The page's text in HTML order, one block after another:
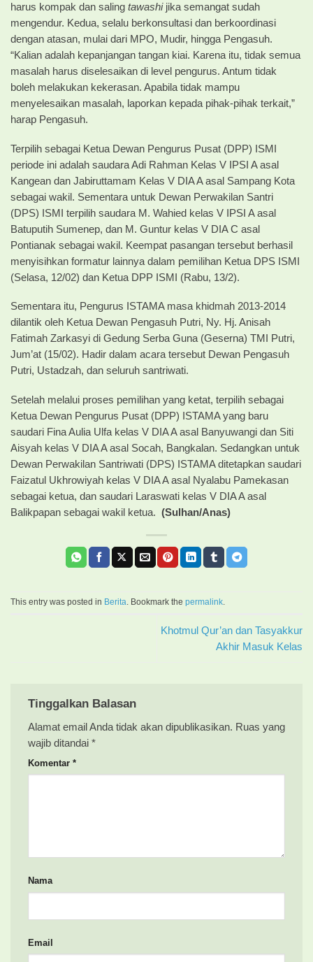
harus kompak dan saling tawashijika semangat sudah
mengendur. Kedua, selalu berkonsultasi dan berkoordinasi
dengan atasan, mulai dari MPO, Mudir, hingga Pengasuh.
“Kalian adalah kepanjangan tangan kiai. Karena itu, tidak semua
masalah harus diselesaikan di level pengurus. Antum tidak
boleh melakukan kekerasan. Apabila tidak mampu
menyelesaikan masalah, laporkan kepada pihak-pihak terkait,”
harap Pengasuh.
Terpilih sebagai Ketua Dewan Pengurus Pusat (DPP) ISMI
periode ini adalah saudara Adi Rahman Kelas V IPSI A asal
Kangean dan Jabiruttamam Kelas V DIA A asal Sampang Kota
sebagai wakil. Sementara untuk Dewan Perwakilan Santri
(DPS) ISMI terpilih saudara M. Wahied kelas V IPSI A asal
Batuputih Sumenep, dan M. Guntur kelas V DIA C asal
Pontianak sebagai wakil. Keempat pasangan tersebut berhasil
menyisihkan formatur lainnya dalam pemilihan Ketua DPS ISMI
(Selasa, 12/02) dan Ketua DPP ISMI (Rabu, 13/2).
Sementara itu, Pengurus ISTAMA masa khidmah 2013-2014
dilantik oleh Ketua Dewan Pengasuh Putri, Ny. Hj. Anisah
Fatimah Zarkasyi di Gedung Serba Guna (Geserna) TMI Putri,
Jum’at (15/02). Hadir dalam acara tersebut Dewan Pengasuh
Putri, Ustadzah, dan seluruh santriwati.
Setelah melalui proses pemilihan yang ketat, terpilih sebagai
Ketua Dewan Pengurus Pusat (DPP) ISTAMA yang baru
saudari Fina Aulia Ulfa kelas V DIA A asal Banyuwangi dan Siti
Aisyah kelas V DIA A asal Socah, Bangkalan. Sedangkan untuk
Dewan Perwakilan Santriwati (DPS) ISTAMA ditetapkan saudari
Faizatul Ukhrowiyah kelas V DIA A asal Nyalabu Pamekasan
sebagai ketua, dan saudari Laraswati kelas V DIA A asal
Balikpapan sebagai wakil ketua. (Sulhan/Anas)
This entry was posted in Berita . Bookmark the permalink
Khotmul Qur’an dan Tasyakkur
Akhir Masuk Kelas
Tinggalkan Balasan
Alamat email Anda tidak akan dipublikasikan. Ruas yang
wajib ditandai *
Komentar *
Nama
Email